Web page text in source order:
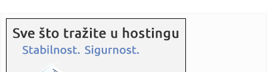
23:11:Tajni podzemni grad kod Konjica: Građen za nuklearni rat i
opsta...